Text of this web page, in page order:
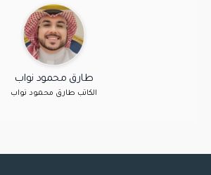
طارق محمود نواب
الكاتب طارق محمود نواب